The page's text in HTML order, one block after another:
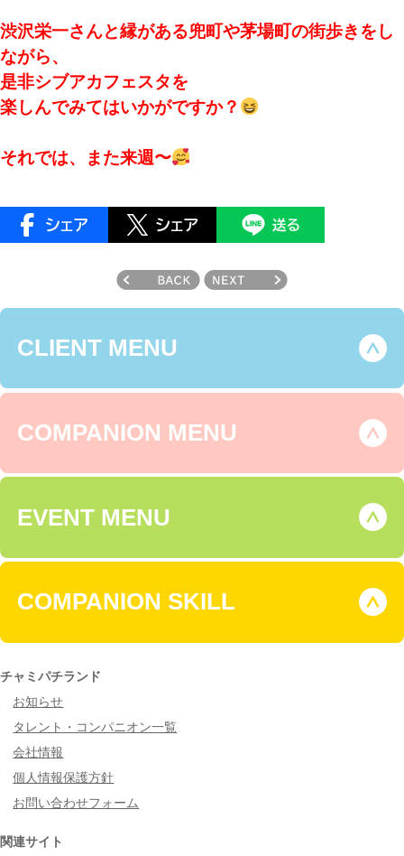
渋沢栄一さんと縁がある兜町や茅場町の街歩きをし
ながら、
是非シブアカフェスタを
楽しんでみてはいかがですか？
それでは、また来週〜
CLIENT MENU
COMPANION MENU
EVENT MENU
COMPANION SKILL
チャミパチランド
お知らせ
タレント・コンパニオン一覧
会社情報
個人情報保護方針
お問い合わせフォーム
関連サイト